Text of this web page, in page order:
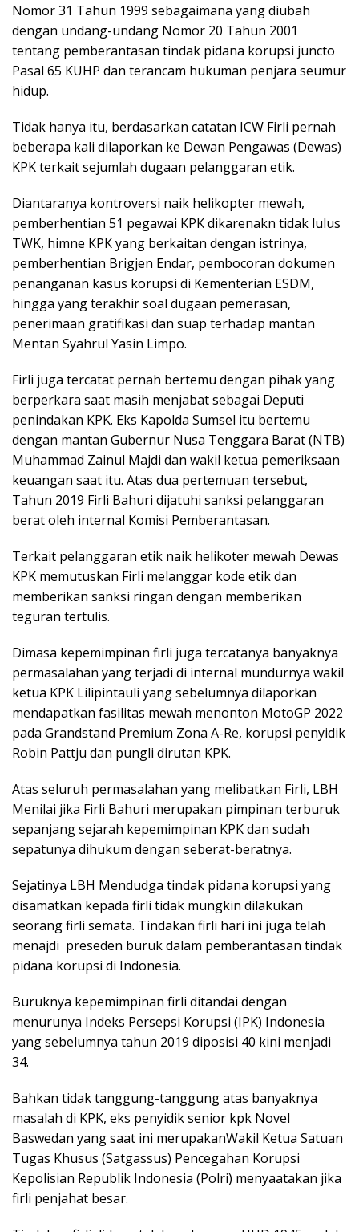
Nomor 31 Tahun 1999 sebagaimana yang diubah
dengan undang-undang Nomor 20 Tahun 2001
tentang pemberantasan tindak pidana korupsi juncto
Pasal 65 KUHP dan terancam hukuman penjara seumur
hidup.
Tidak hanya itu, berdasarkan catatan ICW Firli pernah
beberapa kali dilaporkan ke Dewan Pengawas (Dewas)
KPK terkait sejumlah dugaan pelanggaran etik.
Diantaranya kontroversi naik helikopter mewah,
pemberhentian 51 pegawai KPK dikarenakn tidak lulus
TWK, himne KPK yang berkaitan dengan istrinya,
pemberhentian Brigjen Endar, pembocoran dokumen
penanganan kasus korupsi di Kementerian ESDM,
hingga yang terakhir soal dugaan pemerasan,
penerimaan gratifikasi dan suap terhadap mantan
Mentan Syahrul Yasin Limpo.
Firli juga tercatat pernah bertemu dengan pihak yang
berperkara saat masih menjabat sebagai Deputi
penindakan KPK. Eks Kapolda Sumsel itu bertemu
dengan mantan Gubernur Nusa Tenggara Barat (NTB)
Muhammad Zainul Majdi dan wakil ketua pemeriksaan
keuangan saat itu. Atas dua pertemuan tersebut,
Tahun 2019 Firli Bahuri dijatuhi sanksi pelanggaran
berat oleh internal Komisi Pemberantasan.
Terkait pelanggaran etik naik helikoter mewah Dewas
KPK memutuskan Firli melanggar kode etik dan
memberikan sanksi ringan dengan memberikan
teguran tertulis.
Dimasa kepemimpinan firli juga tercatanya banyaknya
permasalahan yang terjadi di internal mundurnya wakil
ketua KPK Lilipintauli yang sebelumnya dilaporkan
mendapatkan fasilitas mewah menonton MotoGP 2022
pada Grandstand Premium Zona A-Re, korupsi penyidik
Robin Pattju dan pungli dirutan KPK.
Atas seluruh permasalahan yang melibatkan Firli, LBH
Menilai jika Firli Bahuri merupakan pimpinan terburuk
sepanjang sejarah kepemimpinan KPK dan sudah
sepatunya dihukum dengan seberat-beratnya.
Sejatinya LBH Mendudga tindak pidana korupsi yang
disamatkan kepada firli tidak mungkin dilakukan
seorang firli semata. Tindakan firli hari ini juga telah
menajdi preseden buruk dalam pemberantasan tindak
pidana korupsi di Indonesia.
Buruknya kepemimpinan firli ditandai dengan
menurunya Indeks Persepsi Korupsi (IPK) Indonesia
yang sebelumnya tahun 2019 diposisi 40 kini menjadi
34.
Bahkan tidak tanggung-tanggung atas banyaknya
masalah di KPK, eks penyidik senior kpk Novel
Baswedan yang saat ini merupakanWakil Ketua Satuan
Tugas Khusus (Satgassus) Pencegahan Korupsi
Kepolisian Republik Indonesia (Polri) menyaatakan jika
firli penjahat besar.